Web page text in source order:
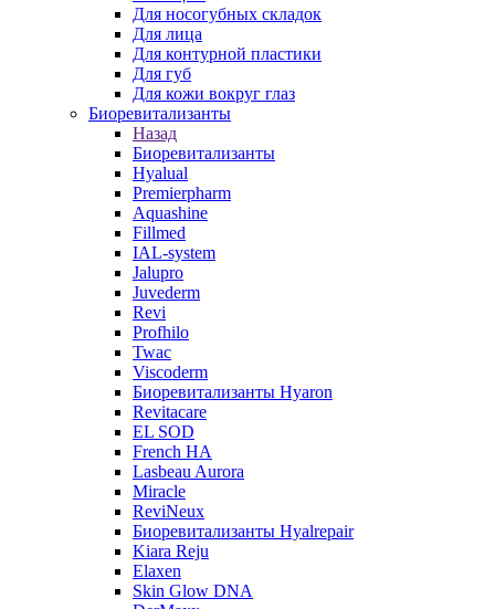
Для носогубных складок
Для лица
Для контурной пластики
Для губ
Для кожи вокруг глаз
Биоревитализанты
Назад
Биоревитализанты
Hyalual
Premierpharm
Aquashine
Fillmed
IAL-system
Jalupro
Juvederm
Revi
Profhilo
Twac
Viscoderm
Биоревитализанты Hyaron
Revitacare
EL SOD
French HA
Lasbeau Aurora
Miracle
ReviNeux
Биоревитализанты Hyalrepair
Kiara Reju
Elaxen
Skin Glow DNA